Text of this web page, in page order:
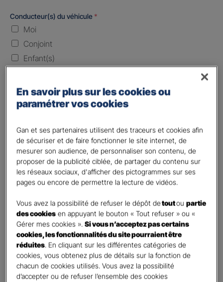
Conducteur(s) du véhicule *
Moi
Conjoint
Enfant(s)
Laissez vide ou indiquez la date envisagez
Vos informations :
Etes-vous déjà client Gan assurances ?*
Oui
Non
Civilité *
Madame
Monsieur
Contact*
First Last
En savoir plus sur les cookies ou
paramétrer vos cookies
Gan et ses partenaires utilisent des traceurs et cookies afin
de sécuriser et de faire fonctionner le site internet, de
mesurer son audience, de personnaliser son contenu, de
proposer de la publicité ciblée, de partager du contenu sur
les réseaux sociaux, d'afficher des pictogrammes sur ses
pages ou encore de permettre la lecture de vidéos.
Vous avez la possibilité de refuser le dépôt detoutoupartie
des cookies en appuyant le bouton « Tout refuser » ou «
Gérer mes cookies ».Si vous n’acceptez pas certains
cookies, les fonctionnalités du site pourraient être
réduites. En cliquant sur les différentes catégories de
cookies, vous obtenez plus de détails sur la fonction de
chacun de cookies utilisés. Vous avez la possibilité
d’accepter ou de refuser l’ensemble des cookies